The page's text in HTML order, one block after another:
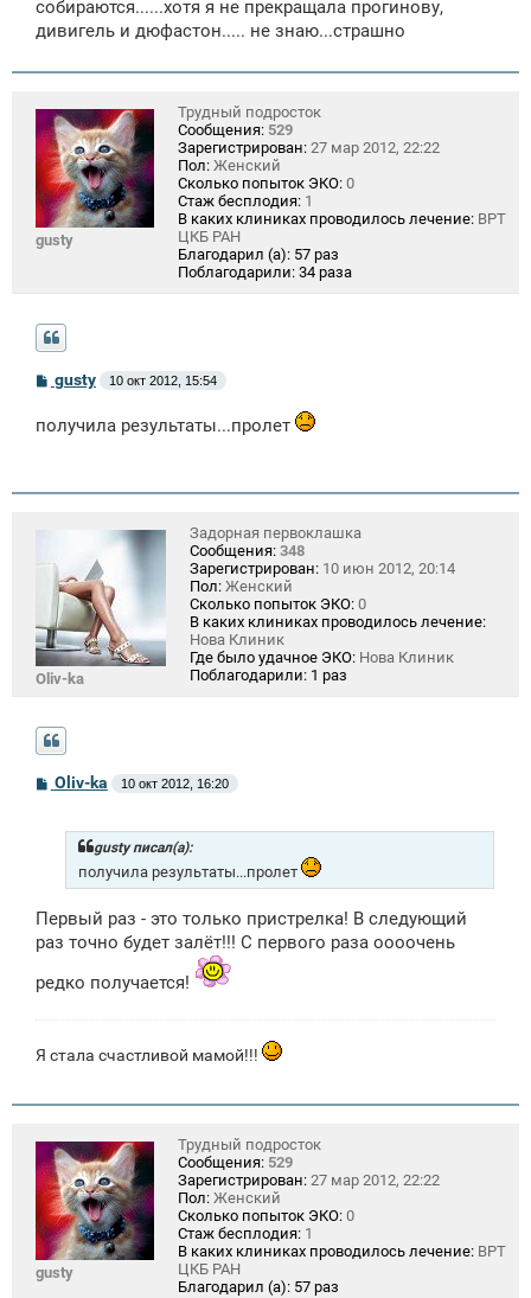
собираются......хотя я не прекращала прогинову,
дивигель и дюфастон..... не знаю...страшно
gusty
Трудный подросток
Сообщения: 529
Зарегистрирован: 27 мар 2012, 22:22
Пол: Женский
Сколько попыток ЭКО: 0
Стаж бесплодия: 1
В каких клиниках проводилось лечение: ВРТ
ЦКБ РАН
Благодарил (а): 57 раз
Поблагодарили: 34 раза
С
о
б
и
gusty 10 окт 2012, 15:54
получила результаты...пролет
Oliv-ka
Задорная первоклашка
Сообщения: 348
Зарегистрирован: 10 июн 2012, 20:14
Пол: Женский
Сколько попыток ЭКО: 0
В каких клиниках проводилось лечение:
Нова Клиник
Где было удачное ЭКО: Нова Клиник
Поблагодарили: 1 раз
С
о
е
Oliv-ka 10 окт 2012, 16:20
gusty писал(а):
получила результаты...пролет
Первый раз - это только пристрелка! В следующий
раз точно будет залёт!!! С первого раза оооочень
редко получается!
Я стала счастливой мамой!!!
gusty
Трудный подросток
Сообщения: 529
Зарегистрирован: 27 мар 2012, 22:22
Пол: Женский
Сколько попыток ЭКО: 0
Стаж бесплодия: 1
В каких клиниках проводилось лечение: ВРТ
ЦКБ РАН
Благодарил (а): 57 раз